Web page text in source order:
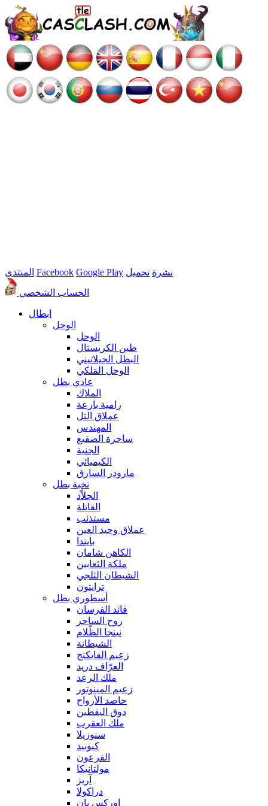
المنتدى Facebook Google Play نشرة تحميل
الحساب الشخصي
ابطال
الوحل
الوحل
طين الكريستال
البطل الجيلاتيني
الوحل المَلكي
عادي بطل
الملاك
رامية بارعة
عملاق التل
المهندس
ساحرة الصقيع
الجنية
الكيميائي
مارودر السارق
نخبة بطل
الجلاّد
القاتلة
مستذئب
عملاق وحيد العين
بايندا
الكاهن شامان
ملكة الثعابين
الشيطان الثلجي
ترايتون
أسطوري بطل
قائد الفرسان
روح الساحر
نينجا الظّلام
الشيطانة
زعيم الفايكنج
العرّاف دريد
ملك الرعد
زعيم المينوتور
حاصد الأرواح
دوق اليقطين
ملك العقرب
سنوزيلا
كيوبيد
الفرعون
مولتانيكا
آريز
دراكولا
اوركس بان